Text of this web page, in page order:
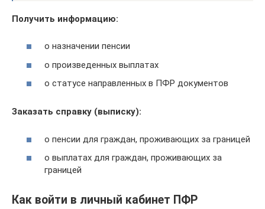
Получить информацию:
о назначении пенсии
о произведенных выплатах
о статусе направленных в ПФР документов
Заказать справку (выписку):
о пенсии для граждан, проживающих за границей
о выплатах для граждан, проживающих за
границей
Как войти в личный кабинет ПФР